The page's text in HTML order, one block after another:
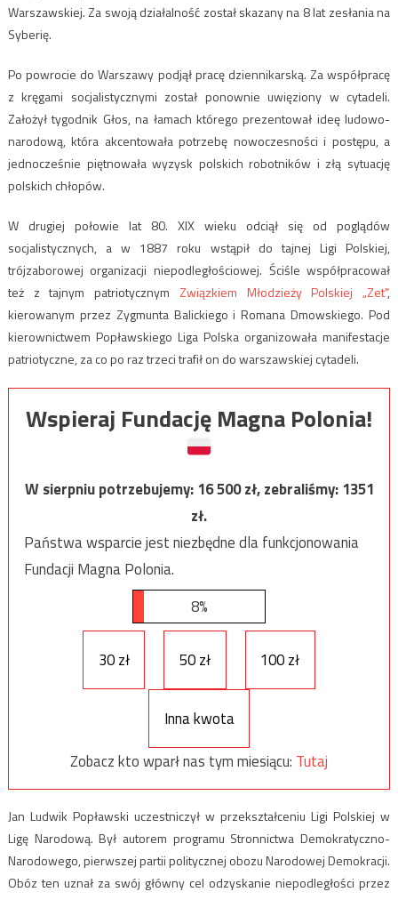
Warszawskiej. Za swoją działalność został skazany na 8 lat zesłania na
Syberię.
Po powrocie do Warszawy podjął pracę dziennikarską. Za współpracę
z kręgami socjalistycznymi został ponownie uwięziony w cytadeli.
Założył tygodnik Głos, na łamach którego prezentował ideę ludowo-
narodową, która akcentowała potrzebę nowoczesności i postępu, a
jednocześnie piętnowała wyzysk polskich robotników i złą sytuację
polskich chłopów.
W drugiej połowie lat 80. XIX wieku odciął się od poglądów
socjalistycznych, a w 1887 roku wstąpił do tajnej Ligi Polskiej,
trójzaborowej organizacji niepodległościowej. Ściśle współpracował
też z tajnym patriotycznym Związkiem Młodzieży Polskiej „Zet”,
kierowanym przez Zygmunta Balickiego i Romana Dmowskiego. Pod
kierownictwem Popławskiego Liga Polska organizowała manifestacje
patriotyczne, za co po raz trzeci trafił on do warszawskiej cytadeli.
Wspieraj Fundację Magna Polonia!
W sierpniu potrzebujemy:16 500zł, zebraliśmy:1351
zł.
Państwa wsparcie jest niezbędne dla funkcjonowania
Fundacji Magna Polonia.
8%
30 zł 50 zł 100 zł
Inna kwota
Zobacz kto wparł nas tym miesiącu: Tutaj
Jan Ludwik Popławski uczestniczył w przekształceniu Ligi Polskiej w
Ligę Narodową. Był autorem programu Stronnictwa Demokratyczno-
Narodowego, pierwszej partii politycznej obozu Narodowej Demokracji.
Obóz ten uznał za swój główny cel odzyskanie niepodległości przez